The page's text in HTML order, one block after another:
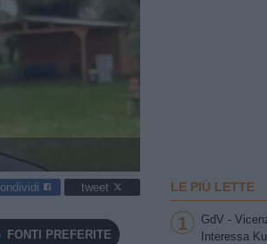
tweet
FONTI PREFERITE
LE PIÙ LETTE
1
GdV -
Interessa